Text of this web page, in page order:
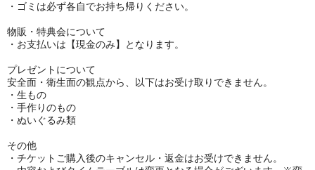
・ゴミは必ず各自でお持ち帰りください。
物販・特典会について
・お支払いは【現金のみ】となります。
プレゼントについて
安全面・衛生面の観点から、以下はお受け取りできません。
・生もの
・手作りのもの
・ぬいぐるみ類
その他
・チケットご購入後のキャンセル・返金はお受けできません。